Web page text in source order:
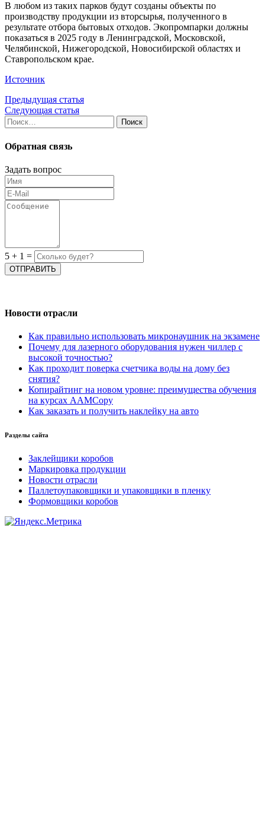
В любом из таких парков будут созданы объекты по
производству продукции из вторсырья, полученного в
результате отбора бытовых отходов. Экопромпарки должны
показаться в 2025 году в Ленинградской, Московской,
Челябинской, Нижегородской, Новосибирской областях и
Ставропольском крае.
Источник
Предыдущая статья
Следующая статья
Найти:
Обратная связь
Задать вопрос
5 + 1 =
Новости отрасли
Как правильно использовать микронаушник на экзамене
Почему для лазерного оборудования нужен чиллер с
высокой точностью?
Как проходит поверка счетчика воды на дому без
снятия?
Копирайтинг на новом уровне: преимущества обучения
на курсах AAMCopy
Как заказать и получить наклейку на авто
Разделы сайта
Заклейщики коробов
Маркировка продукции
Новости отрасли
Паллетоупаковщики и упаковщики в пленку
Формовщики коробов